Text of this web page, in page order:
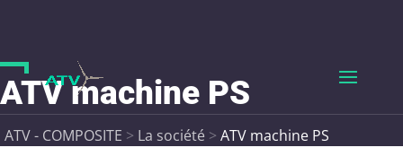
ATV machine PS
ATV - COMPOSITE > La société > ATV machine PS